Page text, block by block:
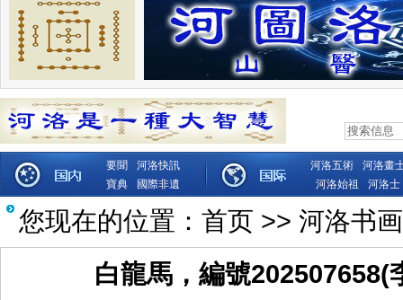
要聞
河洛快訊
寶典
國際非遺
河洛五術
河洛畫
河洛始祖
河洛士
您现在的位置： 首页 >> 河洛书画
白龍馬，編號202507658(